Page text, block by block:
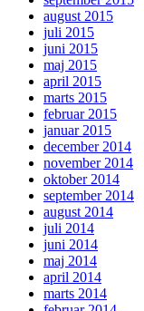
august 2015
juli 2015
juni 2015
maj 2015
april 2015
marts 2015
februar 2015
januar 2015
december 2014
november 2014
oktober 2014
september 2014
august 2014
juli 2014
juni 2014
maj 2014
april 2014
marts 2014